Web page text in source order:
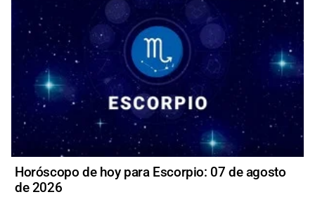
Horóscopo de hoy para Escorpio: 07 de agosto
de 2026